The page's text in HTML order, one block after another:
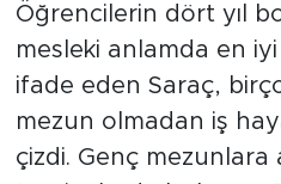
Öğrencilerin dört yıl
mesleki anlamda en iyi
ifade eden Saraç,
mezun olmadan iş
çizdi. Genç mezunlara